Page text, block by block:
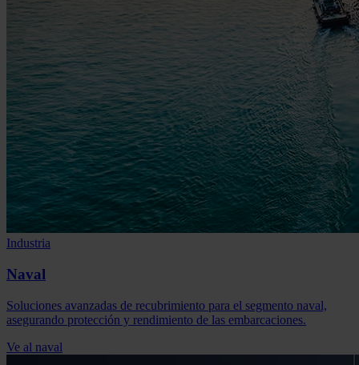
Industria
Naval
Soluciones avanzadas de recubrimiento para el segmento naval,
asegurando protección y rendimiento de las embarcaciones.
Ve al naval